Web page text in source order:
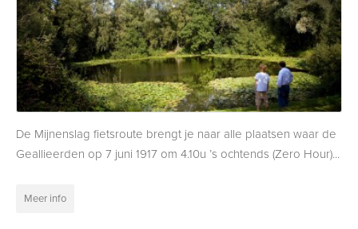
De Mijnenslag fietsroute brengt je naar alle plaatsen waar de
Geallieerden op 7 juni 1917 om 4.10u ’s ochtends (Zero Hour)...
Meer info